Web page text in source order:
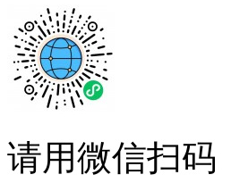
请用微信扫码